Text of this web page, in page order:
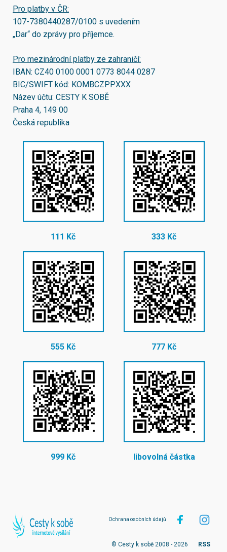
Pro platby v ČR:
107-7380440287/0100 s uvedením
„Dar“ do zprávy pro příjemce.
Pro mezinárodní platby ze zahraničí:
IBAN: CZ40 0100 0001 0773 8044 0287
BIC/SWIFT kód: KOMBCZPPXXX
Název účtu: CESTY K SOBĚ
Praha 4, 149 00
Česká republika
111 Kč 333 Kč
555 Kč 777 Kč
999 Kč libovolná částka
Ochrana osobních údajů
© Cesty k sobě 2008 - 2026 RSS